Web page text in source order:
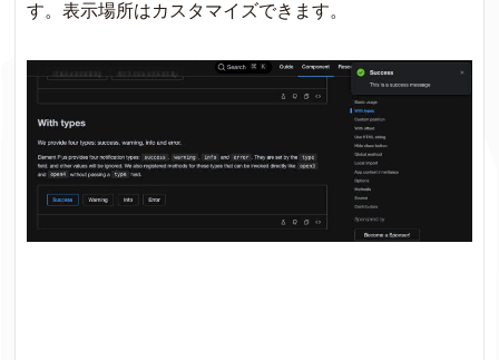
す。表示場所はカスタマイズできます。